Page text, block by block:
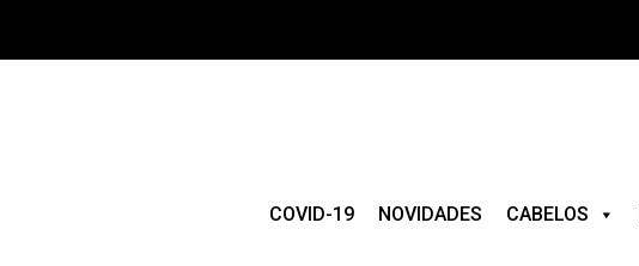
COVID-19 NOVIDADES CABELOS